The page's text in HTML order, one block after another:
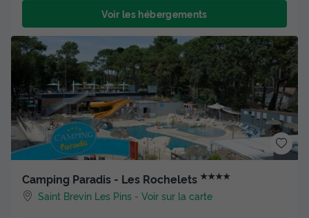
Voir les hébergements
Camping Paradis - Les Rochelets ★★★★
Saint Brevin Les Pins -Voir sur la carte